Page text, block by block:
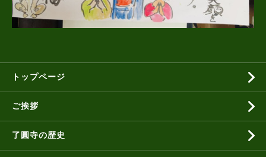
トップページ
ご挨拶
了圓寺の歴史